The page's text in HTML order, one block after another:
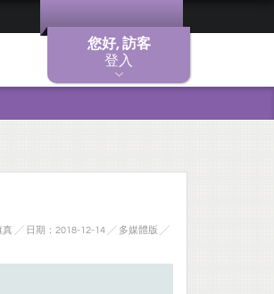
您好, 訪客
登入
真 ╱ 日期：2018-12-14 ╱ 多媒體版 ╱